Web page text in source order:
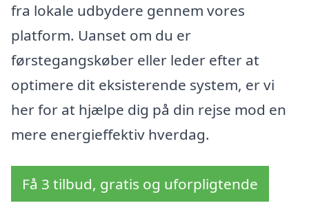
fra lokale udbydere gennem vores
platform. Uanset om du er
førstegangskøber eller leder efter at
optimere dit eksisterende system, er vi
her for at hjælpe dig på din rejse mod en
mere energieffektiv hverdag.
Få 3 tilbud, gratis og uforpligtende